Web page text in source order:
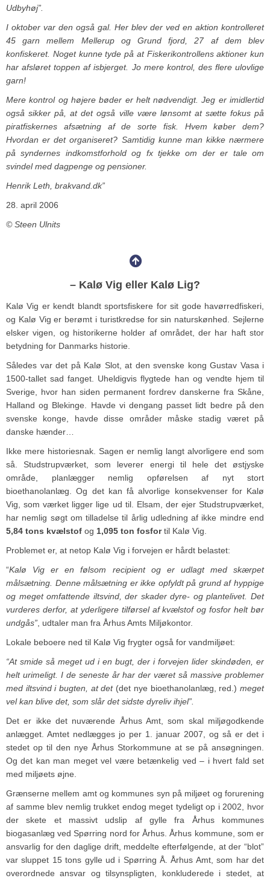
Udbyhøj”.
I oktober var den også gal. Her blev der ved en aktion kontrolleret
45 garn mellem Mellerup og Grund fjord, 27 af dem blev
konfiskeret. Noget kunne tyde på at Fiskerikontrollens aktioner kun
har afsløret toppen af isbjerget. Jo mere kontrol, des flere ulovlige
garn!
Mere kontrol og højere bøder er helt nødvendigt. Jeg er imidlertid
også sikker på, at det også ville være lønsomt at sætte fokus på
piratfiskernes afsætning af de sorte fisk. Hvem køber dem?
Hvordan er det organiseret? Samtidig kunne man kikke nærmere
på syndernes indkomstforhold og fx tjekke om der er tale om
svindel med dagpenge og pensioner.
Henrik Leth, brakvand.dk”
28. april 2006
© Steen Ulnits
– Kalø Vig eller Kalø Lig?
Kalø Vig er kendt blandt sportsfiskere for sit gode havørredfiskeri,
og Kalø Vig er berømt i turistkredse for sin naturskønhed. Sejlerne
elsker vigen, og historikerne holder af området, der har haft stor
betydning for Danmarks historie.
Således var det på Kalø Slot, at den svenske kong Gustav Vasa i
1500-tallet sad fanget. Uheldigvis flygtede han og vendte hjem til
Sverige, hvor han siden permanent fordrev danskerne fra Skåne,
Halland og Blekinge. Havde vi dengang passet lidt bedre på den
svenske konge, havde disse områder måske stadig været på
danske hænder…
Ikke mere historiesnak. Sagen er nemlig langt alvorligere end som
så. Studstrupværket, som leverer energi til hele det østjyske
område, planlægger nemlig opførelsen af nyt stort
bioethanolanlæg. Og det kan få alvorlige konsekvenser for Kalø
Vig, som værket ligger lige ud til. Elsam, der ejer Studstrupværket,
har nemlig søgt om tilladelse til årlig udledning af ikke mindre end
5,84 tons kvælstof og 1,095 ton fosfortil Kalø Vig.
Problemet er, at netop Kalø Vig i forvejen er hårdt belastet:
“Kalø Vig er en følsom recipient og er udlagt med skærpet
målsætning. Denne målsætning er ikke opfyldt på grund af hyppige
og meget omfattende iltsvind, der skader dyre- og plantelivet. Det
vurderes derfor, at yderligere tilførsel af kvælstof og fosfor helt bør
undgås” , udtaler man fra Århus Amts Miljøkontor.
Lokale beboere ned til Kalø Vig frygter også for vandmiljøet:
“At smide så meget ud i en bugt, der i forvejen lider skindøden, er
helt urimeligt. I de seneste år har der været så massive problemer
med iltsvind i bugten, at det (det nye bioethanolanlæg, red.)meget
vel kan blive det, som slår det sidste dyreliv ihjel”.
Det er ikke det nuværende Århus Amt, som skal miljøgodkende
anlægget. Amtet nedlægges jo per 1. januar 2007, og så er det i
stedet op til den nye Århus Storkommune at se på ansøgningen.
Og det kan man meget vel være betænkelig ved – i hvert fald set
med miljøets øjne.
Grænserne mellem amt og kommunes syn på miljøet og forurening
af samme blev nemlig trukket endog meget tydeligt op i 2002, hvor
der skete et massivt udslip af gylle fra Århus kommunes
biogasanlæg ved Spørring nord for Århus. Århus kommune, som er
ansvarlig for den daglige drift, meddelte efterfølgende, at der “blot”
var sluppet 15 tons gylle ud i Spørring Å. Århus Amt, som har det
overordnede ansvar og tilsynspligten, konkluderede i stedet, at